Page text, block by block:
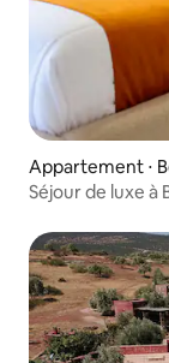
Appartement ⋅
Séjour de luxe à